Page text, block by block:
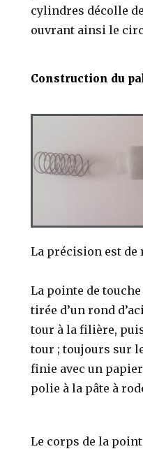
cylindres décolle
ouvrant ainsi le
Construction du
La précision est de
La pointe de
tirée d’un rond
tour à la filière,
tour ; toujours sur
finie avec un
polie à la pâte à
Le corps de la